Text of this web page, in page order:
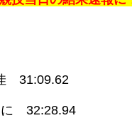
31:09.62
32:28.94